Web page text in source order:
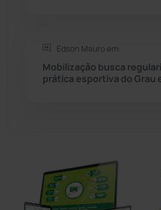
Edson Mauro em:
Mobilização busca
prática esportiva do Grau